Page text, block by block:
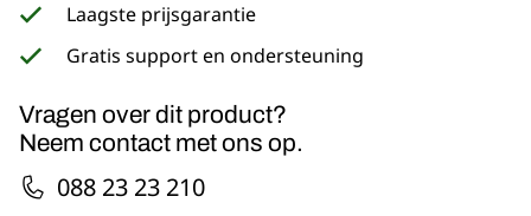
Laagste prijsgarantie
Gratis support en ondersteuning
Vragen over dit product?
Neem contact met ons op.
088 23 23 210